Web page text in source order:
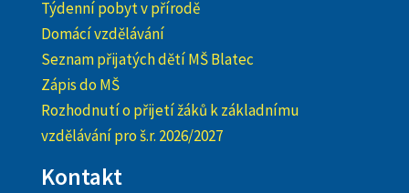
Týdenní pobyt v přírodě
Domácí vzdělávání
Seznam přijatých dětí MŠ Blatec
Zápis do MŠ
Rozhodnutí o přijetí žáků k základnímu
vzdělávání pro š.r. 2026/2027
Kontakt